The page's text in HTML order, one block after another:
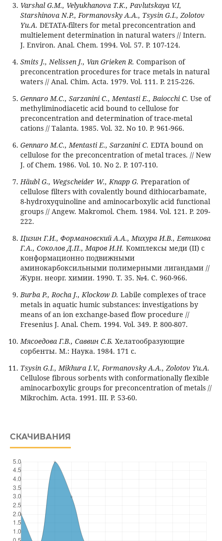
Varshal G.M., Velyukhanova T.K., Pavlutskaya V.I,
Starshinova N.P., Formanovsky A.A., Tsysin G.I., Zolotov
Yu.A. DETATA-filters for metal preconcentration and
multielement determination in natural waters // Intern.
J. Environ. Anal. Chem. 1994. Vol. 57. P. 107-124.
Smits J., Nelissen J., Van Grieken R. Comparison of
preconcentration procedures for trace metals in natural
waters // Anal. Chim. Acta. 1979. Vol. 111. P. 215-226.
Gennaro M.C., Sarzanini C., Mentasti E., Baiocchi C. Use of
methyliminodiacetic acid bound to cellulose for
preconcentration and determination of trace-metal
cations // Talanta. 1985. Vol. 32. No 10. P. 961-966.
Gennaro M.C., Mentasti E., Sarzanini C. EDTA bound on
cellulose for the preconcentration of metal traces. // New
J. of Chem. 1986. Vol. 10. No 2. P. 107-110.
Häubl G., Wegscheider W., Knapp G. Preparation of
cellulose filters with covalently bound dithiocarbamate,
8-hydroxyquinoline and aminocarboxylic acid functional
groups // Angew. Makromol. Chem. 1984. Vol. 121. P. 209-
222.
Цизин Г.И., Формановский А.А., Михура И.В., Евтикова
Г.А., Соколов Д.П., Маров И.Н. Комплексы меди (II) с
конформационно подвижными
аминокарбоксильными полимерными лигандами //
Журн. неорг. химии. 1990. Т. 35. №4. C. 960-966.
Burba P., Rocha J., Klockow D. Labile complexes of trace
metals in aquatic humic substances: investigations by
means of an ion exchange-based flow procedure //
Fresenius J. Anal. Chem. 1994. Vol. 349. P. 800-807.
Мясоедова Г.В., Саввин С.Б. Хелатообразующие
сорбенты. М.: Наука. 1984. 171 с.
Tsysin G.I., Mikhura I.V., Formanovsky A.A., Zolotov Yu.A.
Сellulose fibrous sorbents with conformationally flexible
aminocarboxylic groups for preconcentration of metals //
Mikrochim. Acta. 1991. III. P. 53-60.
СКАЧИВАНИЯ